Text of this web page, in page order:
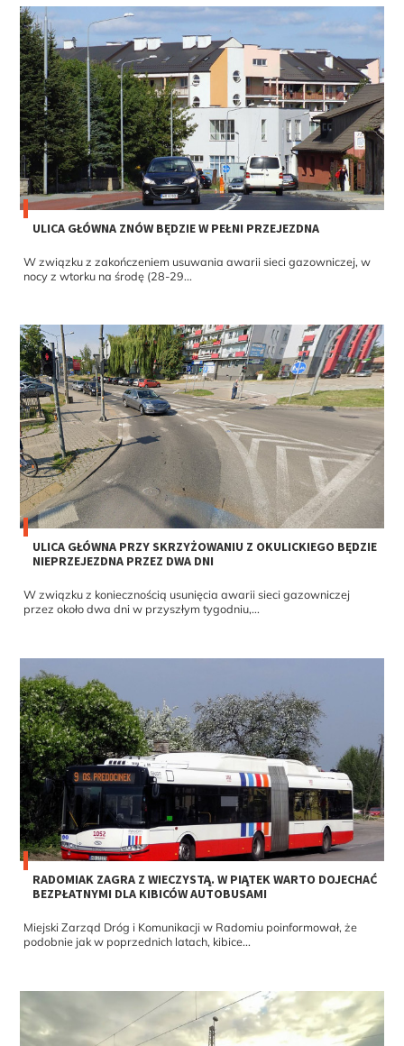
ULICA GŁÓWNA ZNÓW BĘDZIE W PEŁNI PRZEJEZDNA
W związku z zakończeniem usuwania awarii sieci gazowniczej, w
nocy z wtorku na środę (28-29...
ULICA GŁÓWNA PRZY SKRZYŻOWANIU Z OKULICKIEGO BĘDZIE
NIEPRZEJEZDNA PRZEZ DWA DNI
W związku z koniecznością usunięcia awarii sieci gazowniczej
przez około dwa dni w przyszłym tygodniu,...
RADOMIAK ZAGRA Z WIECZYSTĄ. W PIĄTEK WARTO DOJECHAĆ
BEZPŁATNYMI DLA KIBICÓW AUTOBUSAMI
Miejski Zarząd Dróg i Komunikacji w Radomiu poinformował, że
podobnie jak w poprzednich latach, kibice...